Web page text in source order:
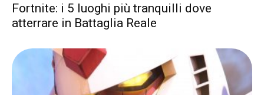
Fortnite: i 5 luoghi più tranquilli dove
atterrare in Battaglia Reale